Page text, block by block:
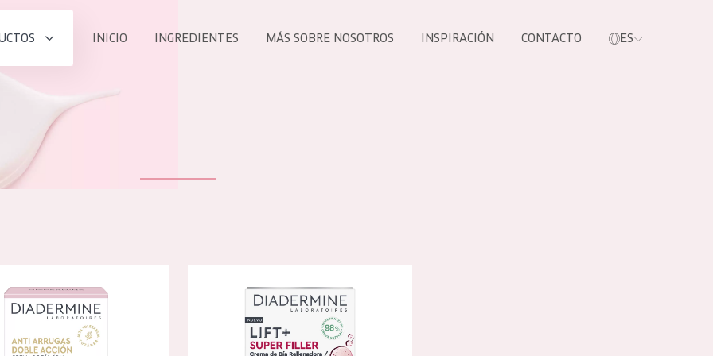
EDAD
Todas las edades
TODOS NUESTROS
PRODUCTOS
INICIO INGREDIENTES MÁS SOBRE NOSOTROS INSPIRACIÓN CONTACTO ES